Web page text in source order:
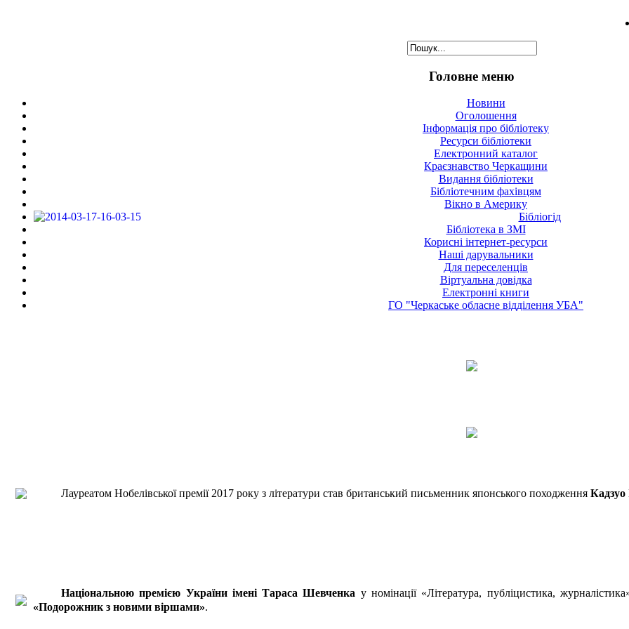
Головне меню
Новини
Оголошення
Інформація про бібліотеку
Ресурси бібліотеки
Електронний каталог
Краєзнавство Черкащини
Видання бібліотеки
Бібліотечним фахівцям
Вікно в Америку
Бібліогід
Бібліотека в ЗМІ
Корисні інтернет-ресурси
Наші дарувальники
Для переселенців
Віртуальна довідка
Електронні книги
ГО "Черкаське обласне відділення УБА"
Лауреатом Нобелівської премії 2017 року з літератури став британський письменник японського походження Кадзуо
Національною премією України імені Тараса Шевченка у номінації «Література, публіцистика,
«Подорожник з новими віршами».